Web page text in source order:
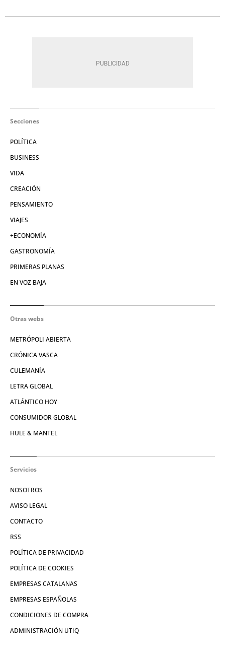
Secciones
POLÍTICA
BUSINESS
VIDA
CREACIÓN
PENSAMIENTO
VIAJES
+ECONOMÍA
GASTRONOMÍA
PRIMERAS PLANAS
EN VOZ BAJA
Otras webs
METRÓPOLI ABIERTA
CRÓNICA VASCA
CULEMANÍA
LETRA GLOBAL
ATLÁNTICO HOY
CONSUMIDOR GLOBAL
HULE & MANTEL
Servicios
NOSOTROS
AVISO LEGAL
CONTACTO
RSS
POLÍTICA DE PRIVACIDAD
POLÍTICA DE COOKIES
EMPRESAS CATALANAS
EMPRESAS ESPAÑOLAS
CONDICIONES DE COMPRA
ADMINISTRACIÓN UTIQ